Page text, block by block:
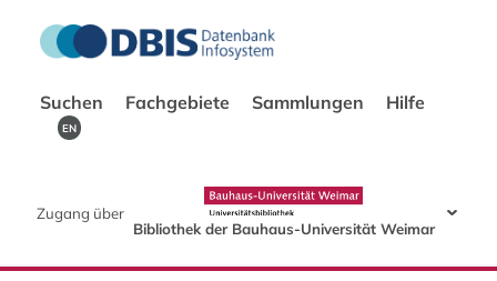
Suchen Fachgebiete Sammlungen Hilfe
EN
Zugang über
Bibliothek der Bauhaus-Universität Weimar